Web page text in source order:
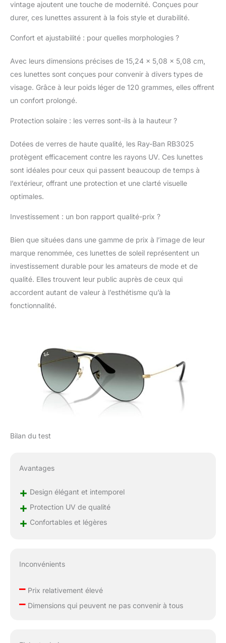
vintage ajoutent une touche de modernité. Conçues pour
durer, ces lunettes assurent à la fois style et durabilité.
Confort et ajustabilité : pour quelles morphologies ?
Avec leurs dimensions précises de 15,24 x 5,08 x 5,08 cm,
ces lunettes sont conçues pour convenir à divers types de
visage. Grâce à leur poids léger de 120 grammes, elles offrent
un confort prolongé.
Protection solaire : les verres sont-ils à la hauteur ?
Dotées de verres de haute qualité, les Ray-Ban RB3025
protègent efficacement contre les rayons UV. Ces lunettes
sont idéales pour ceux qui passent beaucoup de temps à
l’extérieur, offrant une protection et une clarté visuelle
optimales.
Investissement : un bon rapport qualité-prix ?
Bien que situées dans une gamme de prix à l’image de leur
marque renommée, ces lunettes de soleil représentent un
investissement durable pour les amateurs de mode et de
qualité. Elles trouvent leur public auprès de ceux qui
accordent autant de valeur à l’esthétisme qu’à la
fonctionnalité.
Bilan du test
Avantages
+ Design élégant et intemporel
+ Protection UV de qualité
+ Confortables et légères
Inconvénients
–Prix relativement élevé
–Dimensions qui peuvent ne pas convenir à tous